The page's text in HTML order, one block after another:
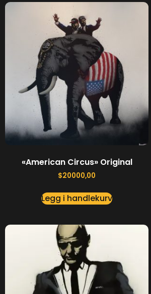
«American Circus» Original
$20000,00
Legg i handlekurv